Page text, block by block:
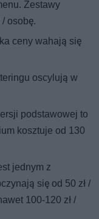
Zestawy
osobę.
ceny wahają się
oscylują w
podstawowej to
kosztuje od 130
jednym z
się od 50 zł /
100-120 zł /